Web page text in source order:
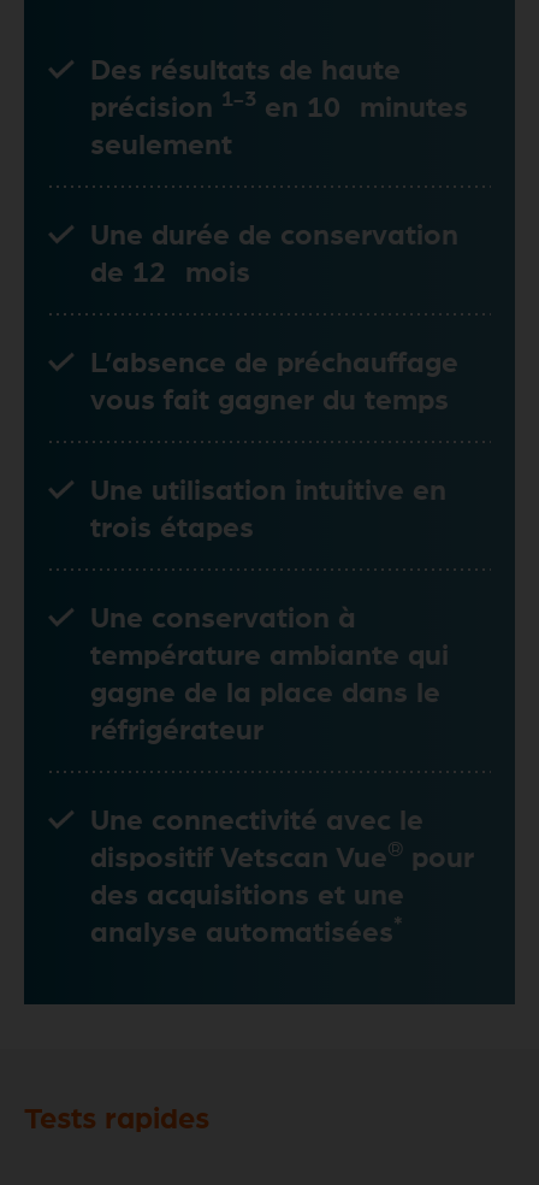
Des résultats de haute
précision 1-3 en 10 minutes
seulement
Une durée de conservation
de 12 mois
L’absence de préchauffage
vous fait gagner du temps
Une utilisation intuitive en
trois étapes
Une conservation à
température ambiante qui
gagne de la place dans le
réfrigérateur
Une connectivité avec le
dispositif Vetscan Vue® pour
des acquisitions et une
analyse automatisées*
Tests rapides